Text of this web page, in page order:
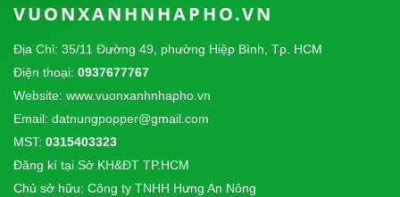
Đất Sét nung Popper trồng lan
14/09/2017
tôi là nhà phân phối độc quyền sản phẩm...
POPPER 2017
31/12/2017
VUONXANHNHAPHO.VN
Địa Chỉ: 35/11 Đường 49, phường Hiệp Bình, Tp. HCM
Điện thoại: 0937677767
Website: www.vuonxanhnhapho.vn
Email: datnungpopper@gmail.com
MST: 0315403323
Đăng kí tại Sở KH&ĐT TP.HCM
Chủ sở hữu: Công ty TNHH Hưng An Nông